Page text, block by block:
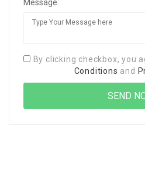
By clicking checkbox, you